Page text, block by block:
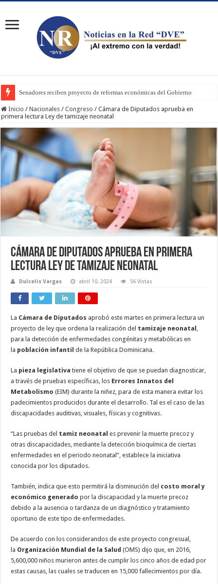
Senadores reciben proyecto de reformas económicas del Gobierno
Inicio / Nacionales / Congreso / Cámara de Diputados aprueba en
primera lectura Ley de tamizaje neonatal
Cámara de Diputados aprueba en primera
lectura Ley de tamizaje neonatal
Dulcelis Vargas abril 10, 2024 56 Vistas
La Cámara de Diputados aprobó este martes en primera lectura un
proyecto de ley que ordena la realización del tamizaje neonatal
para la detección de enfermedades congénitas y metabólicas en
la población infantilde la República Dominicana.
La pieza legislativa tiene el objetivo de que se puedan diagnosticar,
a través de pruebas específicas, los Errores Innatos del
Metabolismo (EIM) durante la niñez, para de esta manera evitar los
padecimientos producidos durante el desarrollo. Tal es el caso de las
discapacidades auditivas, visuales, físicas y cognitivas.
“Las pruebas del tamiz neonatales prevenir la muerte precoz y
otras discapacidades, mediante la detección bioquímica de ciertas
enfermedades en el periodo neonatal”, establece la iniciativa
conocida por los diputados.
También, indica que esto permitirá la disminución del costo moral y
económico generado por la discapacidad y la muerte precoz
debido a la ausencia o tardanza de un diagnóstico y tratamiento
oportuno de este tipo de enfermedades.
De acuerdo con los considerandos de este proyecto congresual,
la Organización Mundial de la Salud (OMS) dijo que, en 2016,
5,600,000 niños murieron antes de cumplir los cinco años de edad por
estas causas, las cuales se traducen en 15,000 fallecimientos por día.